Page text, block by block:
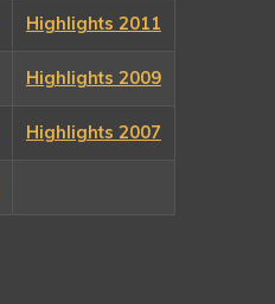
Highlights 2011
Highlights 2009
Highlights 2007